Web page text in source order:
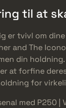
til at
er tvivl om
and The
din
at forfine
for
med P250